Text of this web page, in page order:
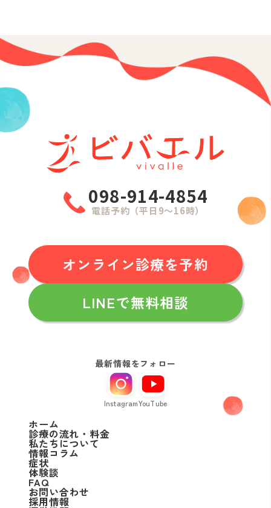
098-914-4854
電話予約（平日9〜16時）
オンライン診療を予約
LINEで無料相談
最新情報をフォロー
InstagramYouTube
ホーム
診療の流れ・料金
私たちについて
情報コラム
症状
体験談
FAQ
お問い合わせ
採用情報